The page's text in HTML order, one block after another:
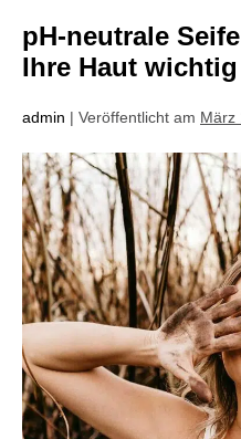
pH-neutrale
Ihre Haut
admin | Veröffentlicht am März